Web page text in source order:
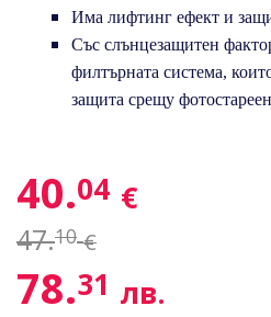
Има лифтинг ефект и
Със слънцезащитен
филтърната система,
защита срещу
40.04 €
47.10 €
78.31 лв.